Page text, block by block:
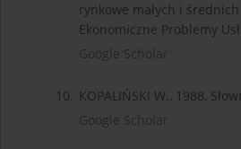
rynkowe małych i
Ekonomiczne Problemy
Google Scholar
10. KOPALIŃSKI W., 1988,
Google Scholar